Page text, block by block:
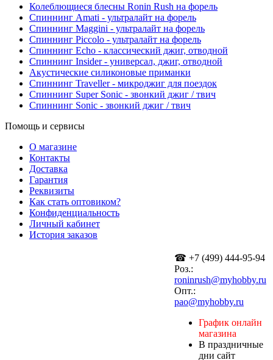
Колеблющиеся блесны Ronin Rush на форель
Спиннинг Amati - ультралайт на форель
Спиннинг Maggini - ультралайт на форель
Спиннинг Piccolo - ультралайт на форель
Спиннинг Echo - классический джиг, отводной
Спиннинг Insider - универсал, джиг, отводной
Акустические силиконовые приманки
Спиннинг Traveller - микроджиг для поездок
Спиннинг Super Sonic - звонкий джиг / твич
Спиннинг Sonic - звонкий джиг / твич
Помощь и сервисы
О магазине
Контакты
Доставка
Гарантия
Реквизиты
Как стать оптовиком?
Конфиденциальность
Личный кабинет
История заказов
☎ +7 (499) 444-95-94
Роз.:
roninrush@myhobby.ru
Опт.:
pao@myhobby.ru
График онлайн
магазина
В праздничные
дни сайт